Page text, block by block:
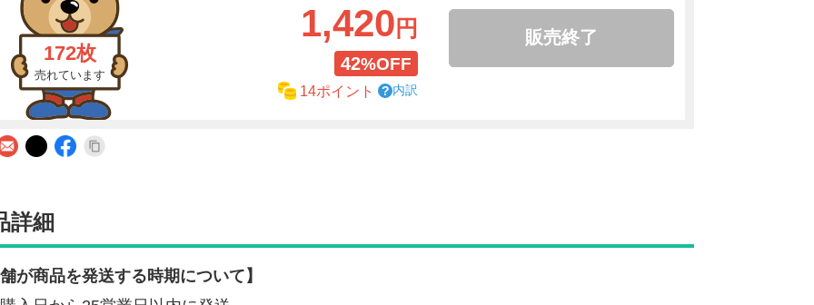
172枚
売れています
1,420 円
42%OFF
14ポイント 内訳
販売終了
詳細
が商品を発送する時期について】